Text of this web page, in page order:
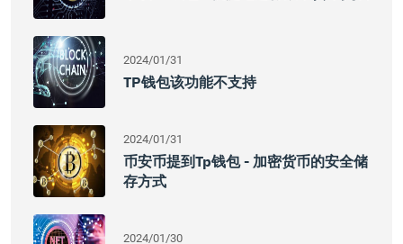
2024/01/31
TP钱包该功能不支持
2024/01/31
币安币提到tp钱包 - 加密货币的安全储
存方式
2024/01/30